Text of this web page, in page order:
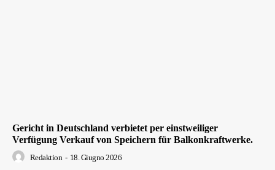
Gericht in Deutschland verbietet per einstweiliger
Verfügung Verkauf von Speichern für Balkonkraftwerke.
Redaktion - 18. Giugno 2026